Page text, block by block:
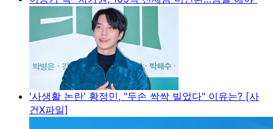
'사생활 논란' 황정민, "두손 싹싹 빌었다" 이유는? [사
건X파일]